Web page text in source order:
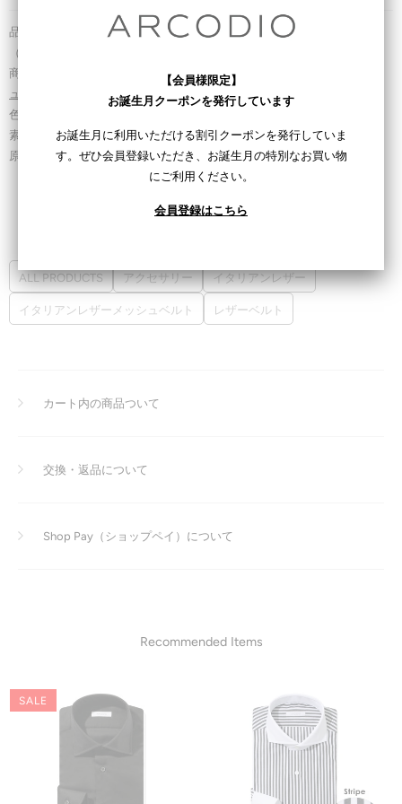
品番：T-BEL 20502 99
（お問い合わせの際にはこちらの品番をお伝えください。）
商品タイプ：
＞レザーベルト
ュベルト
色：
素材： 本体（メッシュ）再生皮革 /尾錠縫い付け部・ベルト先端 牛革
原産国： 日本
ALL PRODUCTS アクセサリー イタリアンレザー
イタリアンレザーメッシュベルト レザーベルト
カート内の商品ついて
交換・返品について
Shop Pay（ショップペイ）について
Recommended Items
SALE
【会員様限定】
お誕生月クーポンを発行しています
お誕生月に利用いただける割引クーポンを発行していま
す。ぜひ会員登録いただき、お誕生月の特別なお買い物
にご利用ください。
会員登録はこちら